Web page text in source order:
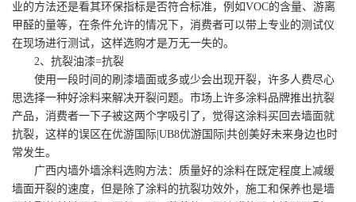
业的方法还是看其环保指标是否符合标准， 例如VOC的含量、游离
甲醛的量等，在条件允许的情况下，消费者可以带上专业的测试仪
在现场进行测试，这样选购才是万无一失的。
2、抗裂油漆=抗裂
使用一段时间的刷漆墙面或多或少会出现开裂， 许多人费尽心
思选择一种好涂料来解决开裂问题。 市场 上许多涂料品牌推出抗裂
产品，消费者一下子被这两个字吸引了，觉得这涂料买回去墙面就
抗裂，这样的误区在优游国际|UB8优游国际|共创美好未来身边也时
常发生。
广西内墙外墙涂料选购方法： 质量好的涂料在既定程度上减缓
墙面开裂的速度，但是除了涂料的抗裂功效外，施工和保养也是墙